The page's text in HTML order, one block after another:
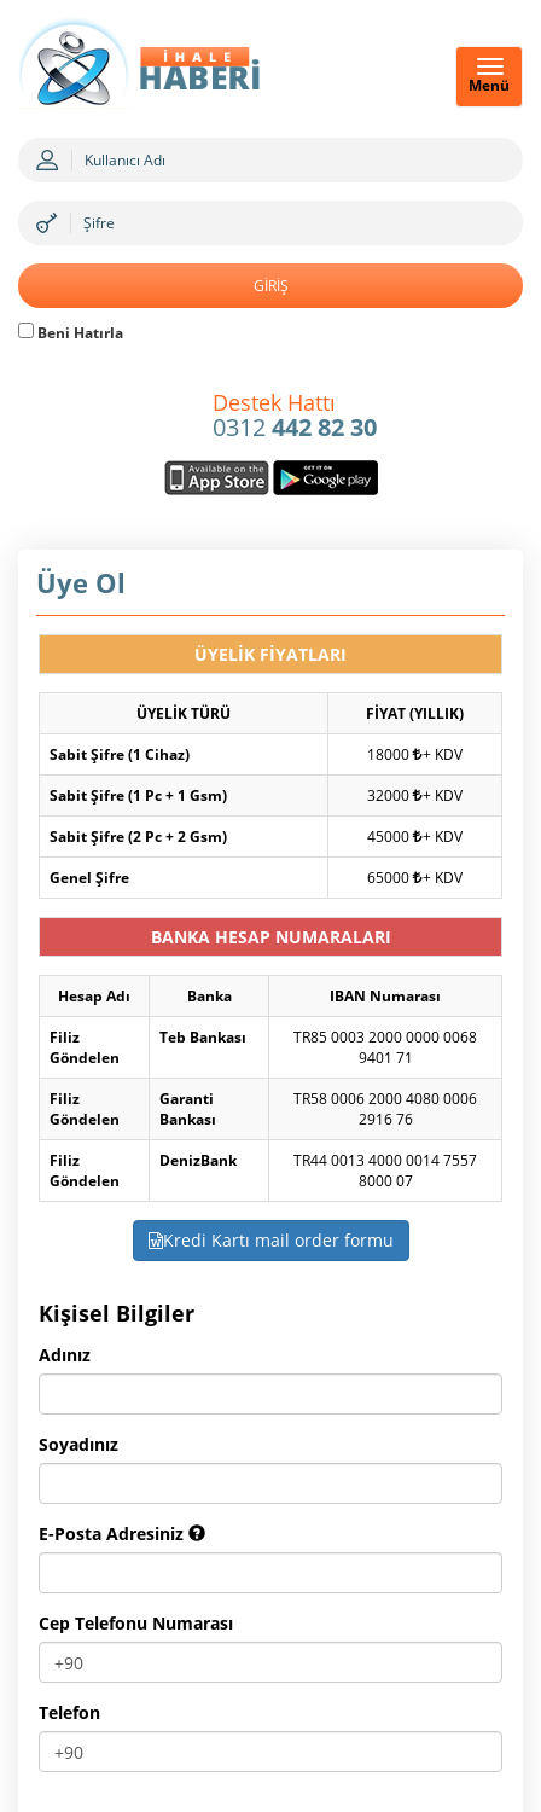
Menü
Beni Hatırla
Destek Hattı
0312442 82 30
Üye Ol
ÜYELİK FİYATLARI
ÜYELİK TÜRÜ
FİYAT (YILLIK)
Sabit Şifre (1 Cihaz)
18000 + KDV
Sabit Şifre (1 Pc + 1 Gsm)
32000 + KDV
Sabit Şifre (2 Pc + 2 Gsm)
45000 + KDV
Genel Şifre
65000 + KDV
BANKA HESAP NUMARALARI
Hesap Adı Banka
IBAN Numarası
Filiz
Göndelen
Teb Bankası
TR85 0003 2000 0000 0068
9401 71
Filiz
Göndelen
Garanti
Bankası
TR58 0006 2000 4080 0006
2916 76
Filiz
Göndelen
DenizBank
TR44 0013 4000 0014 7557
8000 07
Kredi Kartı mail order formu
Kişisel Bilgiler
Adınız
Soyadınız
E-Posta Adresiniz
Cep Telefonu Numarası
Telefon